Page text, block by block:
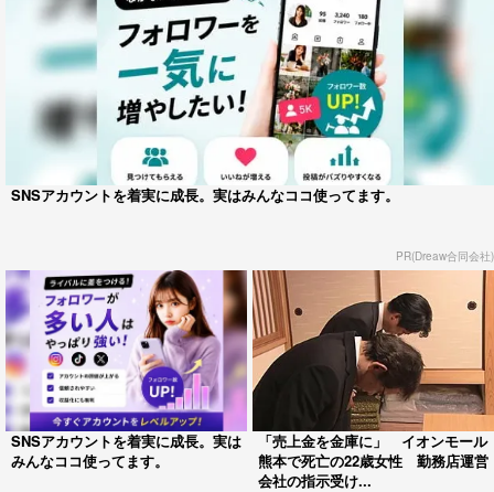
SNSアカウントを着実に成長。実はみんなココ使ってます。
PR(Dreaw合同会社)
SNSアカウントを着実に成長。実は
みんなココ使ってます。
「売上金を金庫に」 イオンモール
熊本で死亡の22歳女性 勤務店運営
会社の指示受け...